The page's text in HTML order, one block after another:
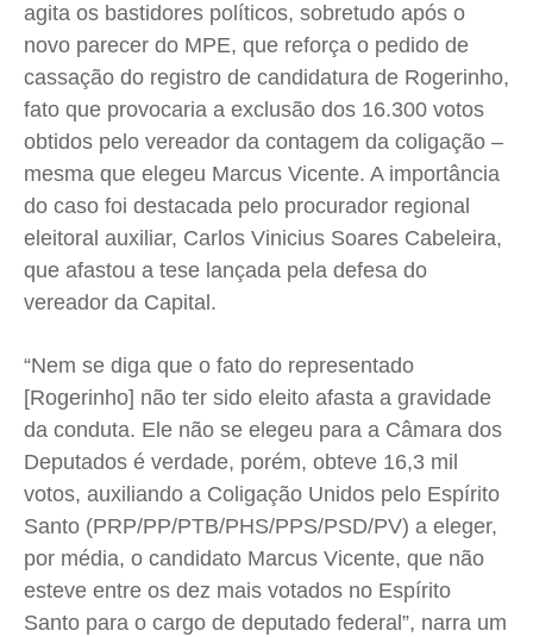
Publicidade Legal
Anuncie
Quem Somos
Expediente
Contato
Anuncie
Termos de Uso
Publicidade Legal
Anuncie
Quem Somos
Expediente
Contato
Anuncie
Termos de Uso
Publicidade Legal
Anuncie
Quem Somos
Expediente
Contato
Anuncie
Termos de Uso
Publicidade Legal
Anuncie
Quem Somos
Expediente
Contato
Anuncie
Termos de Uso
agita os bastidores políticos, sobretudo após o
novo parecer do MPE, que reforça o pedido de
cassação do registro de candidatura de Rogerinho,
fato que provocaria a exclusão dos 16.300 votos
obtidos pelo vereador da contagem da coligação –
mesma que elegeu Marcus Vicente. A importância
do caso foi destacada pelo procurador regional
eleitoral auxiliar, Carlos Vinicius Soares Cabeleira,
que afastou a tese lançada pela defesa do
vereador da Capital.
“Nem se diga que o fato do representado
[Rogerinho] não ter sido eleito afasta a gravidade
da conduta. Ele não se elegeu para a Câmara dos
Deputados é verdade, porém, obteve 16,3 mil
votos, auxiliando a Coligação Unidos pelo Espírito
Santo (PRP/PP/PTB/PHS/PPS/PSD/PV) a eleger,
por média, o candidato Marcus Vicente, que não
esteve entre os dez mais votados no Espírito
Santo para o cargo de deputado federal”, narra um